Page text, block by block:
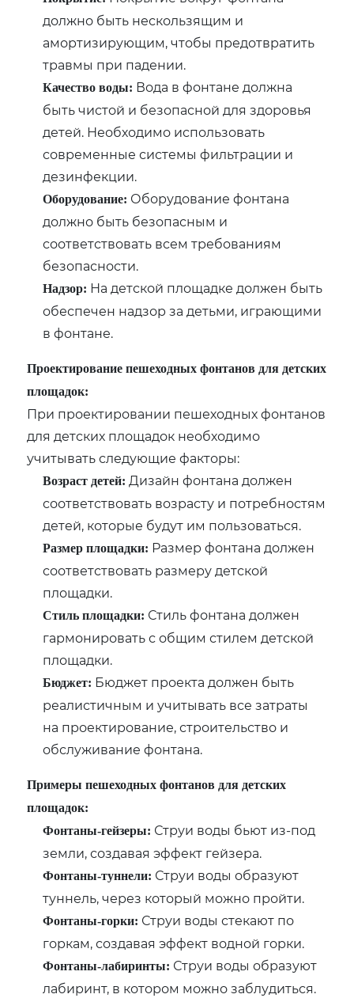
должно быть нескользящим и
амортизирующим, чтобы предотвратить
травмы при падении.
Качество воды: Вода в фонтане должна
быть чистой и безопасной для здоровья
детей. Необходимо использовать
современные системы фильтрации и
дезинфекции.
Оборудование: Оборудование фонтана
должно быть безопасным и
соответствовать всем требованиям
безопасности.
Надзор: На детской площадке должен быть
обеспечен надзор за детьми, играющими
в фонтане.
Проектирование пешеходных фонтанов для детских
площадок:
При проектировании пешеходных фонтанов
для детских площадок необходимо
учитывать следующие факторы:
Возраст детей: Дизайн фонтана должен
соответствовать возрасту и потребностям
детей, которые будут им пользоваться.
Размер площадки: Размер фонтана должен
соответствовать размеру детской
площадки.
Стиль площадки: Стиль фонтана должен
гармонировать с общим стилем детской
площадки.
Бюджет: Бюджет проекта должен быть
реалистичным и учитывать все затраты
на проектирование, строительство и
обслуживание фонтана.
Примеры пешеходных фонтанов для детских
площадок:
Фонтаны-гейзеры: Струи воды бьют из-под
земли, создавая эффект гейзера.
Фонтаны-туннели: Струи воды образуют
туннель, через который можно пройти.
Фонтаны-горки: Струи воды стекают по
горкам, создавая эффект водной горки.
Фонтаны-лабиринты: Струи воды образуют
лабиринт, в котором можно заблудиться.